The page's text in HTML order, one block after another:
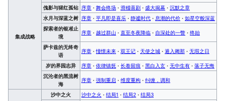
集成战略
傀影与猩红孤钻 序章 · 舞会终场 · 滑稽喜剧 · 盛大揭幕 · 沉默之章
水月与深蓝之树 序章 · 平凡即是喜乐 · 静谧时代 · 息潮的代价 · 如星空般深蓝
探索者的银凇止
境
序章 · 越过群山 · 直至冬夜降临 · 自深处的一瞥 · 终始
萨卡兹的无终奇
语
序章 · 憧憬未来 · 双王记 · 天使之城 · 遁入阇那 · 无瑕之日
岁的界园志异 序章 · 依律镇抚 · 长卷留痕 · 黑白入玄 · 无中生有 · 落子无悔
沉沦者的黑流树
海
序章 · 强制重启 · 维度重构 · 纠缠，调和
沙中之火 沙中之火 · 结局1 · 结局2 · 结局3